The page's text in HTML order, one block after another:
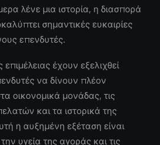
λένε μια ιστορία, η διασπορά
σημαντικές ευκαιρίες
επενδυτές.
έχουν εξελιχθεί
να δίνουν πλέον
οικονομικά μονάδας, τις
και τα ιστορικά της
η αυξημένη εξέταση είναι
υγεία της αγοράς και τις